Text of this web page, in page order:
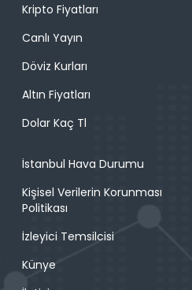
Kripto Fiyatları
Canlı Yayın
Döviz Kurları
Altın Fiyatları
Dolar Kaç Tl
İstanbul Hava Durumu
Kişisel Verilerin Korunması
Politikası
İzleyici Temsilcisi
Künye